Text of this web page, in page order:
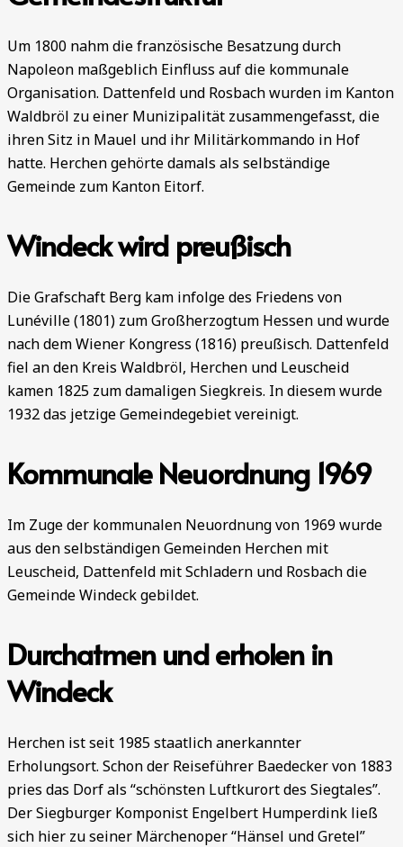
Um 1800 nahm die französische Besatzung durch
Napoleon maßgeblich Einfluss auf die kommunale
Organisation. Dattenfeld und Rosbach wurden im Kanton
Waldbröl zu einer Munizipalität zusammengefasst, die
ihren Sitz in Mauel und ihr Militärkommando in Hof
hatte. Herchen gehörte damals als selbständige
Gemeinde zum Kanton Eitorf.
Windeck wird preußisch
Die Grafschaft Berg kam infolge des Friedens von
Lunéville (1801) zum Großherzogtum Hessen und wurde
nach dem Wiener Kongress (1816) preußisch. Dattenfeld
fiel an den Kreis Waldbröl, Herchen und Leuscheid
kamen 1825 zum damaligen Siegkreis. In diesem wurde
1932 das jetzige Gemeindegebiet vereinigt.
Kommunale Neuordnung 1969
Im Zuge der kommunalen Neuordnung von 1969 wurde
aus den selbständigen Gemeinden Herchen mit
Leuscheid, Dattenfeld mit Schladern und Rosbach die
Gemeinde Windeck gebildet.
Durchatmen und erholen in
Windeck
Herchen ist seit 1985 staatlich anerkannter
Erholungsort. Schon der Reiseführer Baedecker von 1883
pries das Dorf als “schönsten Luftkurort des Siegtales”.
Der Siegburger Komponist Engelbert Humperdink ließ
sich hier zu seiner Märchenoper “Hänsel und Gretel”